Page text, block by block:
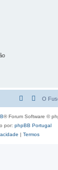
O
® Forum Software ©
por: phpBB Portugal
| Termos